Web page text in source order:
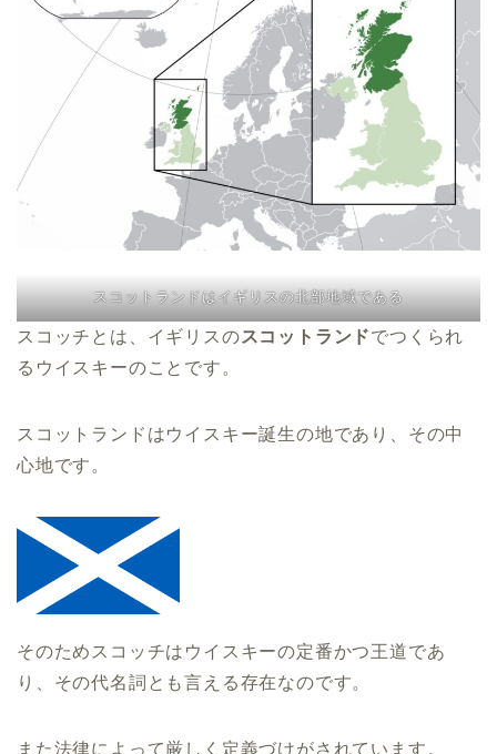
スコットランドはイギリスの北部地域である
スコッチとは、イギリスのスコットランドでつくられ
るウイスキーのことです。
スコットランドはウイスキー誕生の地であり、その中
心地です。
そのためスコッチはウイスキーの定番かつ王道であ
り、その代名詞とも言える存在なのです。
また法律によって厳しく定義づけがされています。